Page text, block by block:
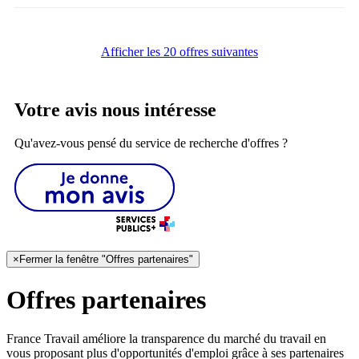
Afficher les 20 offres suivantes
Votre avis nous intéresse
Qu'avez-vous pensé du service de recherche d'offres ?
× Fermer la fenêtre "Offres partenaires"
Offres partenaires
France Travail améliore la transparence du marché du travail en
vous proposant plus d'opportunités d'emploi grâce à ses partenaires